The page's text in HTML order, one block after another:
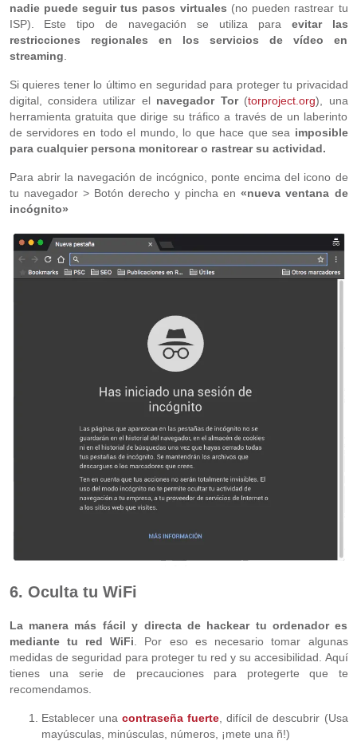
nadie puede seguir tus pasos virtuales (no pueden rastrear tu
ISP). Este tipo de navegación se utiliza para evitar las
restricciones regionales en los servicios de vídeo en
streaming.
Si quieres tener lo último en seguridad para proteger tu privacidad
digital, considera utilizar el navegador Tor(torproject.org), una
herramienta gratuita que dirige su tráfico a través de un laberinto
de servidores en todo el mundo, lo que hace que sea imposible
para cualquier persona monitorear o rastrear su actividad.
Para abrir la navegación de incógnico, ponte encima del icono de
tu navegador > Botón derecho y pincha en«nueva ventana de
incógnito»
6. Oculta tu WiFi
La manera más fácil y directa de hackear tu ordenador es
mediante tu red WiFi . Por eso es necesario tomar algunas
medidas de seguridad para proteger tu red y su accesibilidad. Aquí
tienes una serie de precauciones para protegerte que te
recomendamos.
Establecer una contraseña fuerte, difícil de descubrir (Usa
mayúsculas, minúsculas, números, ¡mete una ñ!)